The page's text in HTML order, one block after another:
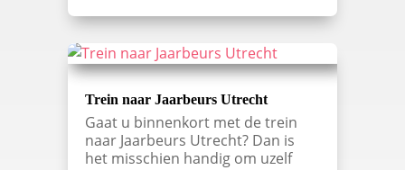
Trein naar Jaarbeurs Utrecht
Gaat u binnenkort met de trein
naar Jaarbeurs Utrecht? Dan is
het misschien handig om uzelf